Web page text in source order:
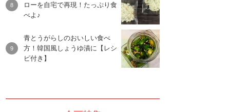
ローを自宅で再現！たっぷり食
べよ♪
青とうがらしのおいしい食べ
方！韓国風しょうゆ漬に【レシ
ピ付き】